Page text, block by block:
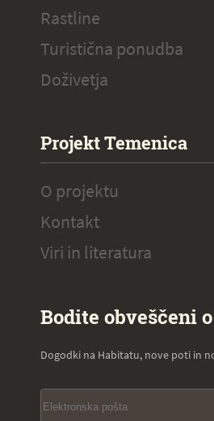
Rastline
Turistična ponudba
Doživetja
Projekt Temenica
O projektu
Kontakt
Viri in literatura
Bodite obveščeni
Dogodki na Habitatu, nove poti in